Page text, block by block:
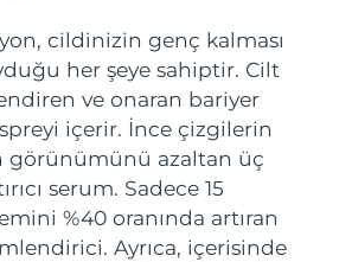
cildinizin genç kalması
her şeye sahiptir. Cilt
ve onaran bariyer
içerir. İnce çizgilerin
görünümünü azaltan üç
serum. Sadece 15
%40 oranında artıran
Ayrıca, içerisinde